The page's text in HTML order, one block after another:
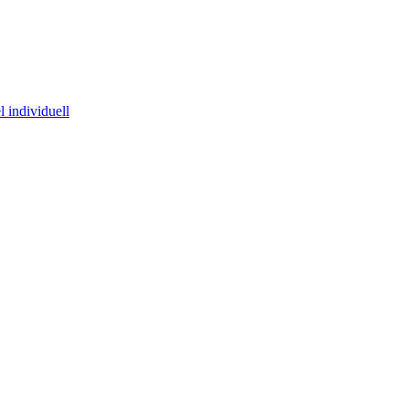
individuell